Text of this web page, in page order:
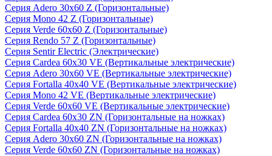
Серия Adero 30х60 Z (Горизонтальные)
Серия Mono 42 Z (Горизонтальные)
Серия Verde 60х60 Z (Горизонтальные)
Серия Rendo 57 Z (Горизонтальные)
Серия Sentir Electric (Электрические)
Серия Cardea 60х30 VE (Вертикальные электрические)
Серия Adero 30х60 VE (Вертикальные электрические)
Серия Fortalla 40х40 VE (Вертикальные электрические)
Серия Mono 42 VE (Вертикальные электрические)
Серия Verde 60х60 VE (Вертикальные электрические)
Серия Cardea 60х30 ZN (Горизонтальные на ножках)
Серия Fortalla 40х40 ZN (Горизонтальные на ножках)
Серия Adero 30х60 ZN (Горизонтальные на ножках)
Серия Verde 60х60 ZN (Горизонтальные на ножках)